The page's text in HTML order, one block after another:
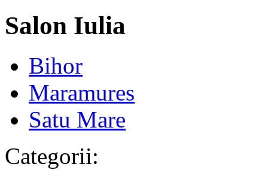
Salon Iulia
Bihor
Maramures
Satu Mare
Categorii: